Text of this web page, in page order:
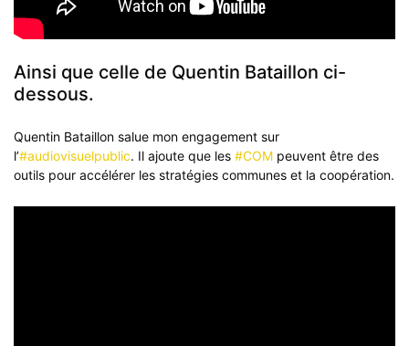
Ainsi que celle de Quentin Bataillon ci-
dessous.
Quentin Bataillon salue mon engagement sur
l’#audiovisuelpublic. Il ajoute que les #COM peuvent être des
outils pour accélérer les stratégies communes et la coopération.